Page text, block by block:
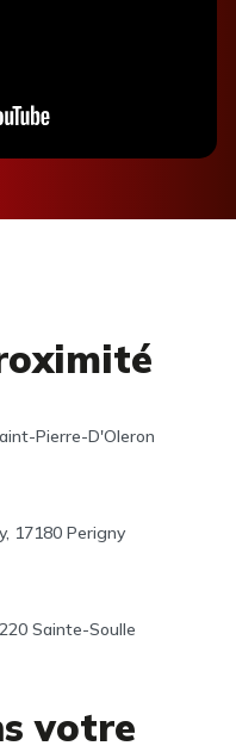
Pierre-D'Oleron
17180 Perigny
Sainte-Soulle
votre